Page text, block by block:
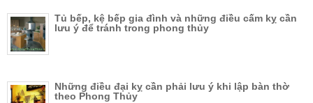
Tủ bếp, kệ bếp gia đình và những điều cấm kỵ cần
lưu ý để tránh trong phong thủy
Những điều đại kỵ cần phải lưu ý khi lập bàn thờ
theo Phong Thủy